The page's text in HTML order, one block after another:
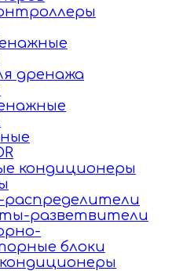
дренажа
кондиционеры
распределители
разветвители
блоки